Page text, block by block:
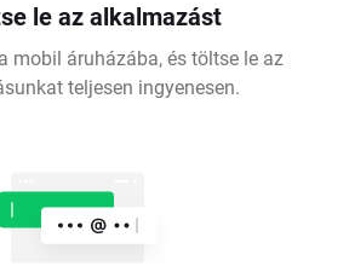
le az alkalmazást
mobil áruházába, és töltse le az
teljesen ingyenesen.